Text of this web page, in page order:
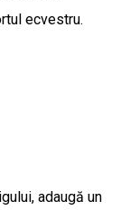
ecvestru.
adaugă un